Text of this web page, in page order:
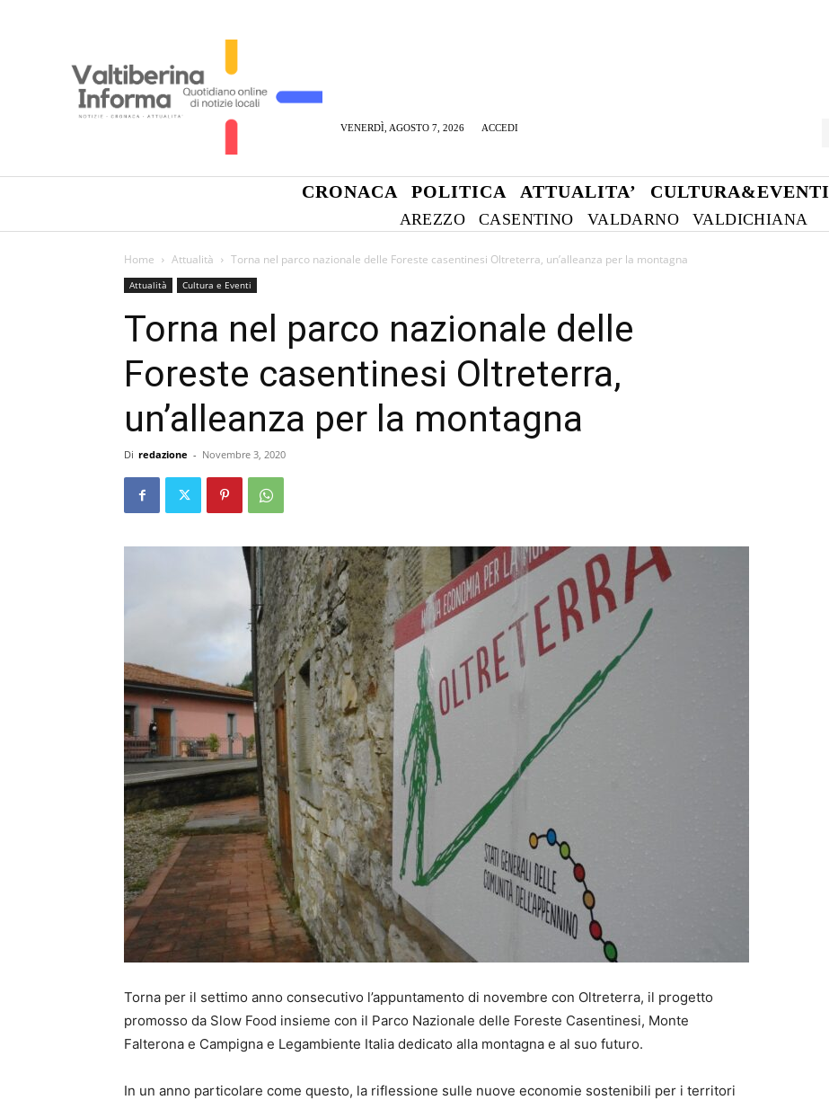
VENERDÌ, AGOSTO 7, 2026 ACCEDI
CRONACA POLITICA ATTUALITA’ CULTURA&EVENTI
AREZZO CASENTINO VALDARNO VALDICHIANA
Home Attualità Torna nel parco nazionale delle Foreste casentinesi Oltreterra, un’alleanza per la montagna
Attualità Cultura e Eventi
Torna nel parco nazionale delle
Foreste casentinesi Oltreterra,
un’alleanza per la montagna
Di redazione - Novembre 3, 2020
Torna per il settimo anno consecutivo l’appuntamento di novembre con Oltreterra, il progetto
promosso da Slow Food insieme con il Parco Nazionale delle Foreste Casentinesi, Monte
Falterona e Campigna e Legambiente Italia dedicato alla montagna e al suo futuro.
In un anno particolare come questo, la riflessione sulle nuove economie sostenibili per i territori